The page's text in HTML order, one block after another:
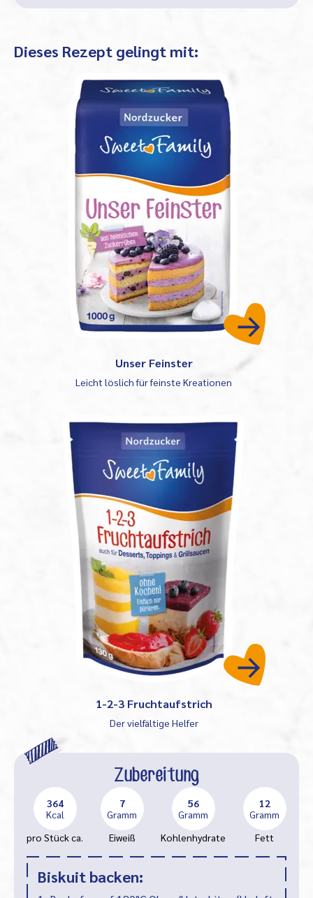
Dieses Rezept gelingt mit:
Unser Feinster
Leicht löslich für feinste Kreationen
1-2-3 Fruchtaufstrich
Der vielfältige Helfer
Zubereitung
364
Kcal
pro Stück ca.
7
Gramm
Eiweiß
56
Gramm
Kohlenhydrate
12
Gramm
Fett
Biskuit backen: